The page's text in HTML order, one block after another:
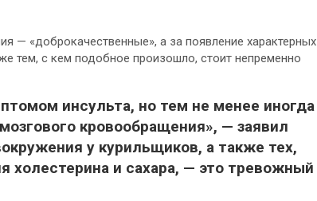
— «доброкачественные», а за появление характерных
тем, с кем подобное произошло, стоит непременно
инсульта, но тем не менее иногда
кровообращения», — заявил
у курильщиков, а также тех,
холестерина и сахара, — это тревожный